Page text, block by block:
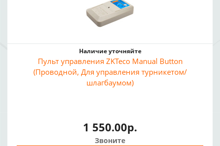
Наличие уточняйте
Пульт управления ZKTeco Manual Button
(Проводной, Для управления турникетом/
шлагбаумом)
1 550.00р.
Звоните